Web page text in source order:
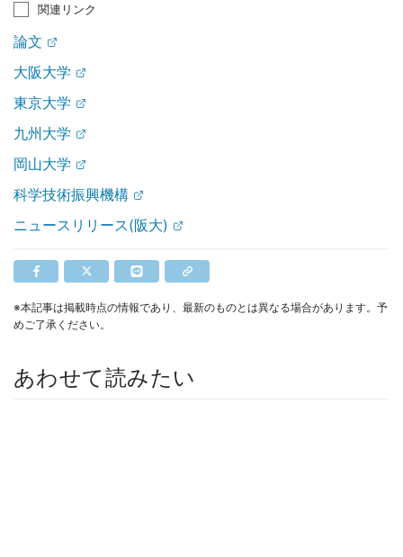
関連リンク
論文
大阪大学
東京大学
九州大学
岡山大学
科学技術振興機構
ニュースリリース(阪大)
※本記事は掲載時点の情報であり、最新のものとは異なる場合があります。予
めご了承ください。
あわせて読みたい